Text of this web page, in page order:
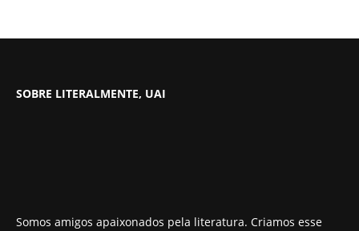
SOBRE LITERALMENTE, UAI
Somos amigos apaixonados pela literatura. Criamos esse